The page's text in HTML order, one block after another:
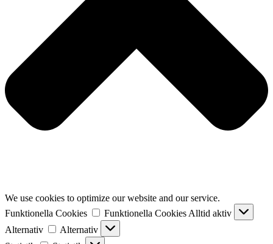
We use cookies to optimize our website and our service.
Funktionella Cookies
Funktionella Cookies Alltid aktiv
Alternativ
Alternativ